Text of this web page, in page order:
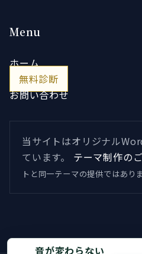
Menu
ホーム
無料診断
お問い合わせ
当サイトはオリジナル
ています。
テーマ制作の
トと同一テーマの提供ではあり
音が変わらない